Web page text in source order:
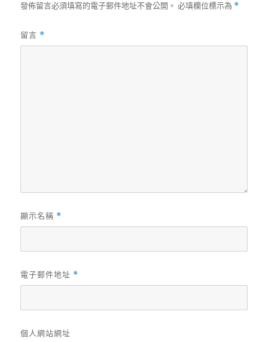
發佈留言必須填寫的電子郵件地址不會公開。 必填欄位標示為 *
留言 *
顯示名稱 *
電子郵件地址 *
個人網站網址